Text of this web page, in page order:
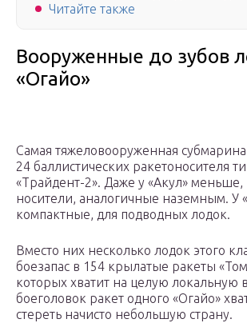
Читайте также
Вооруженные до зубов
«Огайо»
Самая тяжеловооруженная
24 баллистических ракетоносителя
«Трайдент-2». Даже у «Акул» меньше,
носители, аналогичные наземным. У
компактные, для подводных лодок.
Вместо них несколько лодок этого
боезапас в 154 крылатые ракеты
которых хватит на целую локальную
боеголовок ракет одного «Огайо»
стереть начисто небольшую страну.